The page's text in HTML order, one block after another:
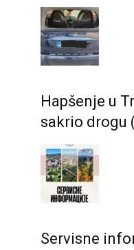
Hapšenje u
sakrio drogu
Servisne